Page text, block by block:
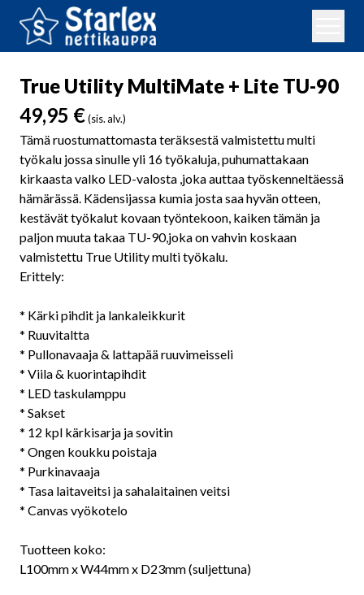
True Utility MultiMate + Lite TU-90
49,95 €(sis. alv.)
Tämä ruostumattomasta teräksestä valmistettu multi
työkalu jossa sinulle yli 16 työkaluja, puhumattakaan
kirkaasta valko LED-valosta ,joka auttaa työskenneltäessä
hämärässä. Kädensijassa kumia josta saa hyvän otteen,
kestävät työkalut kovaan työntekoon, kaiken tämän ja
paljon muuta takaa TU-90,joka on vahvin koskaan
valmistettu True Utility multi työkalu.
Erittely:
* Kärki pihdit ja lankaleikkurit
* Ruuvitaltta
* Pullonavaaja & lattapää ruuvimeisseli
* Viila & kuorintapihdit
* LED taskulamppu
* Sakset
* 12 kpl kärkisarja ja sovitin
* Ongen koukku poistaja
* Purkinavaaja
* Tasa laitaveitsi ja sahalaitainen veitsi
* Canvas vyökotelo
Tuotteen koko:
L100mm x W44mm x D23mm (suljettuna)